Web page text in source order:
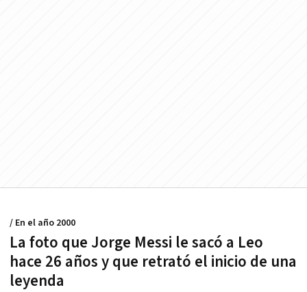
La foto que Jorge Messi le sacó a Leo
hace 26 años y que retrató el inicio de una
leyenda
/ En el año 2000